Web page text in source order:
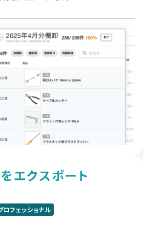
エクスポート
ロフェッショナル